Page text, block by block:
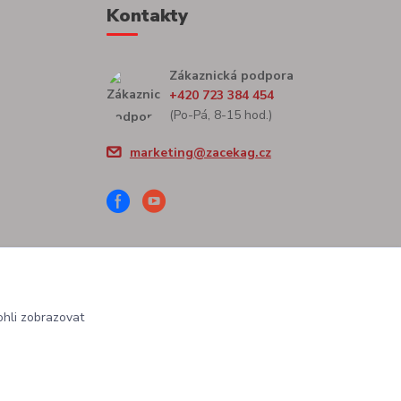
Kontakty
Zákaznická podpora
+420 723 384 454
(Po-Pá, 8-15 hod.)
marketing@zacekag.cz
zobrazovat